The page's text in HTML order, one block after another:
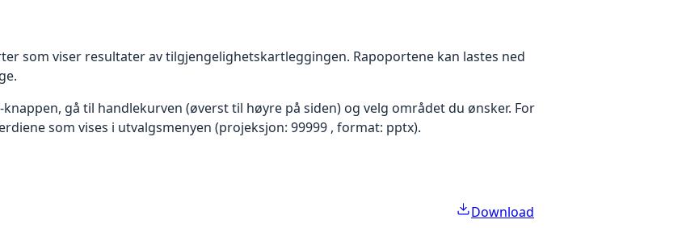
som viser resultater av tilgjengelighetskartleggingen. Rapoportene kan lastes ned
gå til handlekurven (øverst til høyre på siden) og velg området du ønsker. For
som vises i utvalgsmenyen (projeksjon: 99999 , format: pptx).
Download